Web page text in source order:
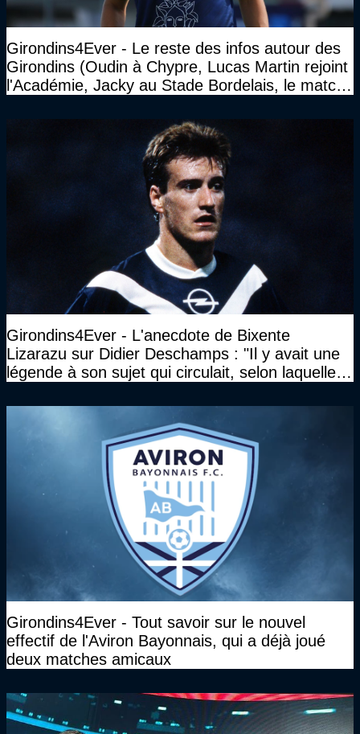
Girondins4Ever - Le reste des infos autour des
Girondins (Oudin à Chypre, Lucas Martin rejoint
l'Académie, Jacky au Stade Bordelais, le match
Girondins4Ever - L'anecdote de Bixente
Lizarazu sur Didier Deschamps : "Il y avait une
légende à son sujet qui circulait, selon laquelle il
Girondins4Ever - Tout savoir sur le nouvel
effectif de l'Aviron Bayonnais, qui a déjà joué
deux matches amicaux